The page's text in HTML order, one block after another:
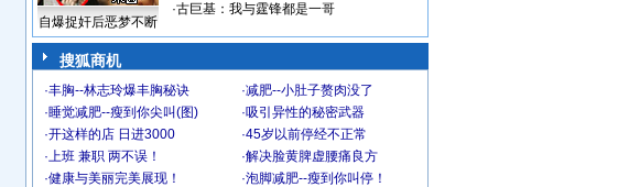
自爆捉奸后恶梦不断
·古巨基：我与霆锋都是一哥
搜狐商机
·丰胸--林志玲爆丰胸秘诀 ·减肥--小肚子赘肉没了
·睡觉减肥--瘦到你尖叫(图) ·吸引异性的秘密武器
·开这样的店 日进3000 ·45岁以前停经不正常
·上班 兼职 两不误！ ·解决脸黄脾虚腰痛良方
·健康与美丽完美展现！ ·泡脚减肥--瘦到你叫停！